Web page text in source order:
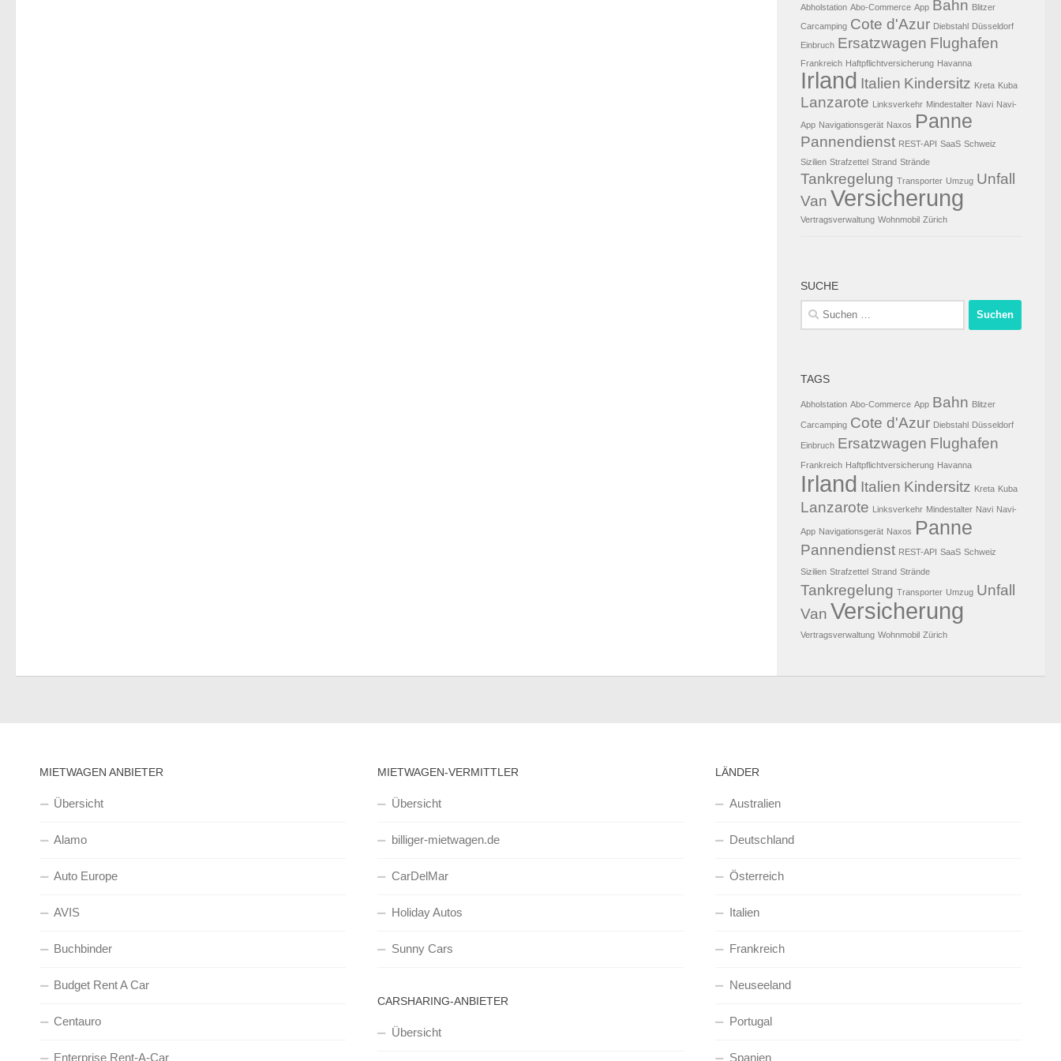
Abholstation Abo-Commerce App Bahn Blitzer
Carcamping Cote d'Azur Diebstahl Düsseldorf
Einbruch Ersatzwagen Flughafen
Frankreich Haftpflichtversicherung Havanna
Irland Italien Kindersitz Kreta Kuba
Lanzarote Linksverkehr Mindestalter Navi Navi-
App Navigationsgerät Naxos Panne
Pannendienst REST-API SaaS Schweiz
Sizilien Strafzettel Strand Strände
Tankregelung Transporter Umzug Unfall
Van Versicherung
Vertragsverwaltung Wohnmobil Zürich
SUCHE
Suchen
nach:
TAGS
Abholstation Abo-Commerce App Bahn Blitzer
Carcamping Cote d'Azur Diebstahl Düsseldorf
Einbruch Ersatzwagen Flughafen
Frankreich Haftpflichtversicherung Havanna
Irland Italien Kindersitz Kreta Kuba
Lanzarote Linksverkehr Mindestalter Navi Navi-
App Navigationsgerät Naxos Panne
Pannendienst REST-API SaaS Schweiz
Sizilien Strafzettel Strand Strände
Tankregelung Transporter Umzug Unfall
Van Versicherung
Vertragsverwaltung Wohnmobil Zürich
MIETWAGEN ANBIETER
Übersicht
Alamo
Auto Europe
AVIS
Buchbinder
Budget Rent A Car
Centauro
Enterprise Rent-A-Car
MIETWAGEN-VERMITTLER
Übersicht
billiger-mietwagen.de
CarDelMar
Holiday Autos
Sunny Cars
CARSHARING-ANBIETER
Übersicht
LÄNDER
Australien
Deutschland
Österreich
Italien
Frankreich
Neuseeland
Portugal
Spanien